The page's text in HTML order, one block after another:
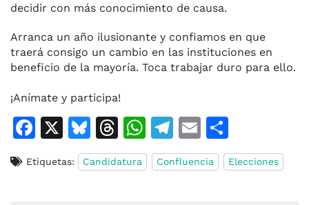
decidir con más conocimiento de causa.
Arranca un año ilusionante y confiamos en que
traerá consigo un cambio en las instituciones en
beneficio de la mayoría. Toca trabajar duro para ello.
¡Anímate y participa!
F
c
X
Bl
u
e
T
h
re
W
h
at
T
el
e
E
m
ai
o
m
Etiquetas: Candidatura Confluencia Elecciones